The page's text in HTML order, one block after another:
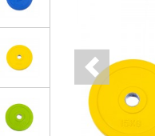
Previous